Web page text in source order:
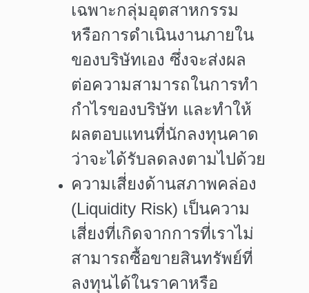
เฉพาะกลุ่มอุตสาหกรรม
หรือการดำเนินงานภายใน
ของบริษัทเอง ซึ่งจะส่งผล
ต่อความสามารถในการทำ
กำไรของบริษัท และทำให้
ผลตอบแทนที่นักลงทุนคาด
ว่าจะได้รับลดลงตามไปด้วย
ความเสี่ยงด้านสภาพคล่อง
(Liquidity Risk) เป็นความ
เสี่ยงที่เกิดจากการที่เราไม่
สามารถซื้อขายสินทรัพย์ที่
ลงทุนได้ในราคาหรือ